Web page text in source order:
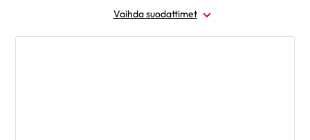
Vaihda suodattimet